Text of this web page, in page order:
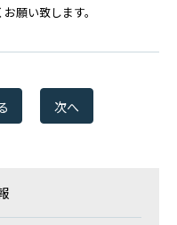
願い致します。
次へ